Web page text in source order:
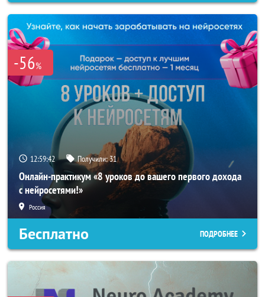
-56%
12:59:39 Получили:31
Онлайн-практикум «8 уроков до вашего первого дохода
с нейросетями!»
Россия
Бесплатно ПОДРОБНЕЕ